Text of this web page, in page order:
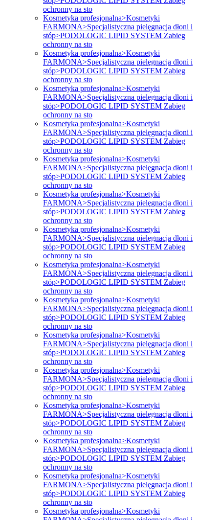
ochronny na sto
Kosmetyka profesjonalna>Kosmetyki
FARMONA>Specjalistyczna pielęgnacja dłoni i
stóp>PODOLOGIC LIPID SYSTEM Zabieg
ochronny na sto
Kosmetyka profesjonalna>Kosmetyki
FARMONA>Specjalistyczna pielęgnacja dłoni i
stóp>PODOLOGIC LIPID SYSTEM Zabieg
ochronny na sto
Kosmetyka profesjonalna>Kosmetyki
FARMONA>Specjalistyczna pielęgnacja dłoni i
stóp>PODOLOGIC LIPID SYSTEM Zabieg
ochronny na sto
Kosmetyka profesjonalna>Kosmetyki
FARMONA>Specjalistyczna pielęgnacja dłoni i
stóp>PODOLOGIC LIPID SYSTEM Zabieg
ochronny na sto
Kosmetyka profesjonalna>Kosmetyki
FARMONA>Specjalistyczna pielęgnacja dłoni i
stóp>PODOLOGIC LIPID SYSTEM Zabieg
ochronny na sto
Kosmetyka profesjonalna>Kosmetyki
FARMONA>Specjalistyczna pielęgnacja dłoni i
stóp>PODOLOGIC LIPID SYSTEM Zabieg
ochronny na sto
Kosmetyka profesjonalna>Kosmetyki
FARMONA>Specjalistyczna pielęgnacja dłoni i
stóp>PODOLOGIC LIPID SYSTEM Zabieg
ochronny na sto
Kosmetyka profesjonalna>Kosmetyki
FARMONA>Specjalistyczna pielęgnacja dłoni i
stóp>PODOLOGIC LIPID SYSTEM Zabieg
ochronny na sto
Kosmetyka profesjonalna>Kosmetyki
FARMONA>Specjalistyczna pielęgnacja dłoni i
stóp>PODOLOGIC LIPID SYSTEM Zabieg
ochronny na sto
Kosmetyka profesjonalna>Kosmetyki
FARMONA>Specjalistyczna pielęgnacja dłoni i
stóp>PODOLOGIC LIPID SYSTEM Zabieg
ochronny na sto
Kosmetyka profesjonalna>Kosmetyki
FARMONA>Specjalistyczna pielęgnacja dłoni i
stóp>PODOLOGIC LIPID SYSTEM Zabieg
ochronny na sto
Kosmetyka profesjonalna>Kosmetyki
FARMONA>Specjalistyczna pielęgnacja dłoni i
stóp>PODOLOGIC LIPID SYSTEM Zabieg
ochronny na sto
Kosmetyka profesjonalna>Kosmetyki
FARMONA>Specjalistyczna pielęgnacja dłoni i
stóp>PODOLOGIC LIPID SYSTEM Zabieg
ochronny na sto
Kosmetyka profesjonalna>Kosmetyki
FARMONA>Specjalistyczna pielęgnacja dłoni i
stóp>PODOLOGIC LIPID SYSTEM Zabieg
ochronny na sto
Kosmetyka profesjonalna>Kosmetyki